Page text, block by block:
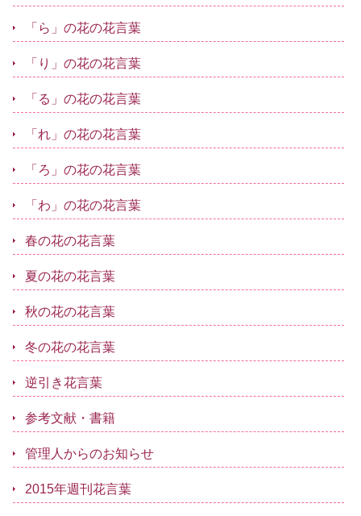
「ら」の花の花言葉
「り」の花の花言葉
「る」の花の花言葉
「れ」の花の花言葉
「ろ」の花の花言葉
「わ」の花の花言葉
春の花の花言葉
夏の花の花言葉
秋の花の花言葉
冬の花の花言葉
逆引き花言葉
参考文献・書籍
管理人からのお知らせ
2015年週刊花言葉